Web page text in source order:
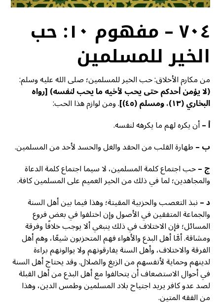
٧٠٤ – مفهوم ١٠: حب
الخير للمسلمين
من مكارم الأخلاق: حب الخير للمسلمين؛ صلى الله عليه وسلم:
(لا يؤمن أحدكم حتى يحب لأخيه ما يحب لنفسه)[رواه
البخاري (١٣)، ومسلم (٤٥)]
. ومن لوازم هذا الحب:
أ–أن يكره لهم ما يكرهه لنفسه.
ب–طهارة القلب من الحقد والغل والحسد لأحد من المسلمين.
ج–حب اجتماع كلمة المسلمين، لا سيما اجتماع كلمة الدعاة
والمجاهدين؛ لما في ذلك من الخير العميم على المسلمين كافة.
د–نبذ التعصب والحزبية المقيتة؛ وهذا فيما بين أهل السنة
والجماعة المتفقين في الأصول وإن اختلفوا في بعض فروع
المسائل؛ فإن الاختلاف في ذلك ينبغي ألا يوجب خلافًا وفرقة
ومشاقة. أمَّا أهل البدع والأهواء فهم المتحزبون شيعًا، وهم أهل
الفرقة والاختلاف، وأهل السنة يفارقونهم ولا يوالونهم براءة
لدينهم وحماية لأنفسهم من الزيغ والضلال. وقد يحتاج أهل السنة
في أحوال الاستضعاف أن يتحالفوا مع أهل البدع من أهل القبلة
لصد عدو كافر يريد اجتياح بلاد المسلمين وطمس الدين، وهذا
من الفقه المتين.